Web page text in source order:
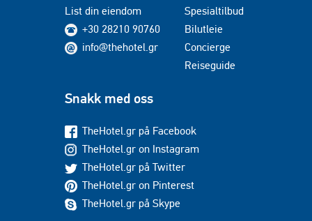
List din eiendom
+30 28210 90760
info@thehotel.gr
Spesialtilbud
Bilutleie
Concierge
Reiseguide
Snakk med oss
TheHotel.gr på Facebook
TheHotel.gr on Instagram
TheHotel.gr på Twitter
TheHotel.gr on Pinterest
TheHotel.gr på Skype